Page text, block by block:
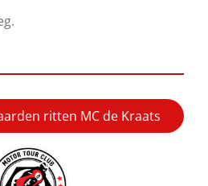
ritten MC de Kraats